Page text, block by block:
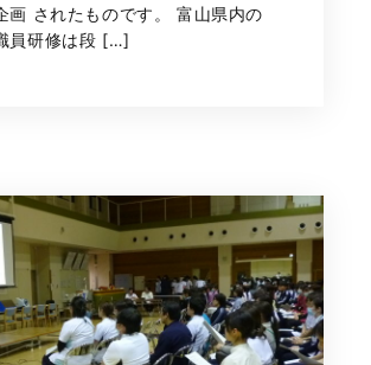
画 されたものです。 富山県内の
員研修は段 […]